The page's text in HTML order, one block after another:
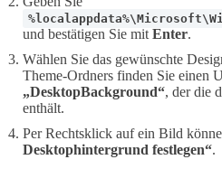
und bestätigen Sie mit Enter.
Wählen Sie das gewünschte
Theme-Ordners finden Sie einen
„DesktopBackground“, der die
enthält.
Per Rechtsklick auf ein Bild
Desktophintergrund festlegen“.